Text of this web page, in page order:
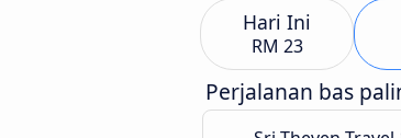
Hari Ini
RM 23
Perjalanan bas